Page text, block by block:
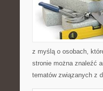
z myślą o osobach,
stronie można znaleźć
tematów związanych z